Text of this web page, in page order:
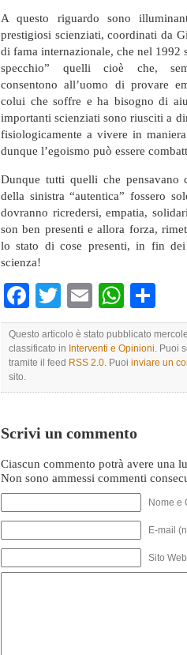
A questo riguardo sono
prestigiosi scienziati, coordinati da
di fama internazionale, che nel 1992
specchio” quelli cioè che,
consentono all’uomo di provare
colui che soffre e ha bisogno di
importanti scienziati sono riusciti a
fisiologicamente a vivere in
dunque l’egoismo può essere
Dunque tutti quelli che pensavano
della sinistra “autentica” fossero
dovranno ricredersi, empatia,
son ben presenti e allora forza,
lo stato di cose presenti, in fin
scienza!
Facebook
TwitterEmail
Questo articolo è stato pubblicato
classificato in Interventi e Opinioni. Puoi
tramite il feed RSS 2.0. Puoi inviare un
sito.
Scrivi un commento
Ciascun commento potrà avere una
Non sono ammessi commenti
Nome e
E-mail
Sito Web